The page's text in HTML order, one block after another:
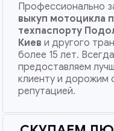
Профессионально
выкуп мотоцикла
техпаспорту
Киеви другого
более 15 лет. Всегда
предоставляем
клиенту и дорожим
репутацией.